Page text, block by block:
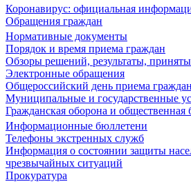
Коронавирус: официальная
Обращения граждан
Нормативные документы
Порядок и время приема граждан
Обзоры решений, результаты,
Электронные обращения
Общероссийский день приема граждан
Муниципальные и государственные
Гражданская оборона и общественная
Информационные бюллетени
Телефоны экстренных служб
Информация о состоянии защиты
чрезвычайных ситуаций
Прокуратура